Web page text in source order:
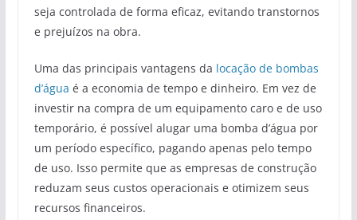
seja controlada de forma eficaz, evitando transtornos
e prejuízos na obra.
Uma das principais vantagens da locação de bombas
d’água é a economia de tempo e dinheiro. Em vez de
investir na compra de um equipamento caro e de uso
temporário, é possível alugar uma bomba d’água por
um período específico, pagando apenas pelo tempo
de uso. Isso permite que as empresas de construção
reduzam seus custos operacionais e otimizem seus
recursos financeiros.